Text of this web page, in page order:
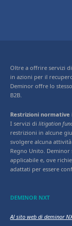
Oltre a offrire servizi di
in azioni per il
Deminor offre lo
B2B.
Restrizioni
I servizi di litigation
restrizioni in alcune
svolgere alcuna
Regno Unito.
applicabile e, ove
adattati per essere
DEMINOR NXT
Al sito web di deminor